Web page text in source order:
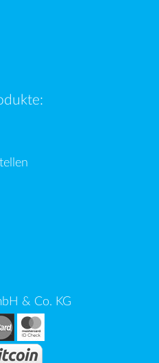
& Co. KG